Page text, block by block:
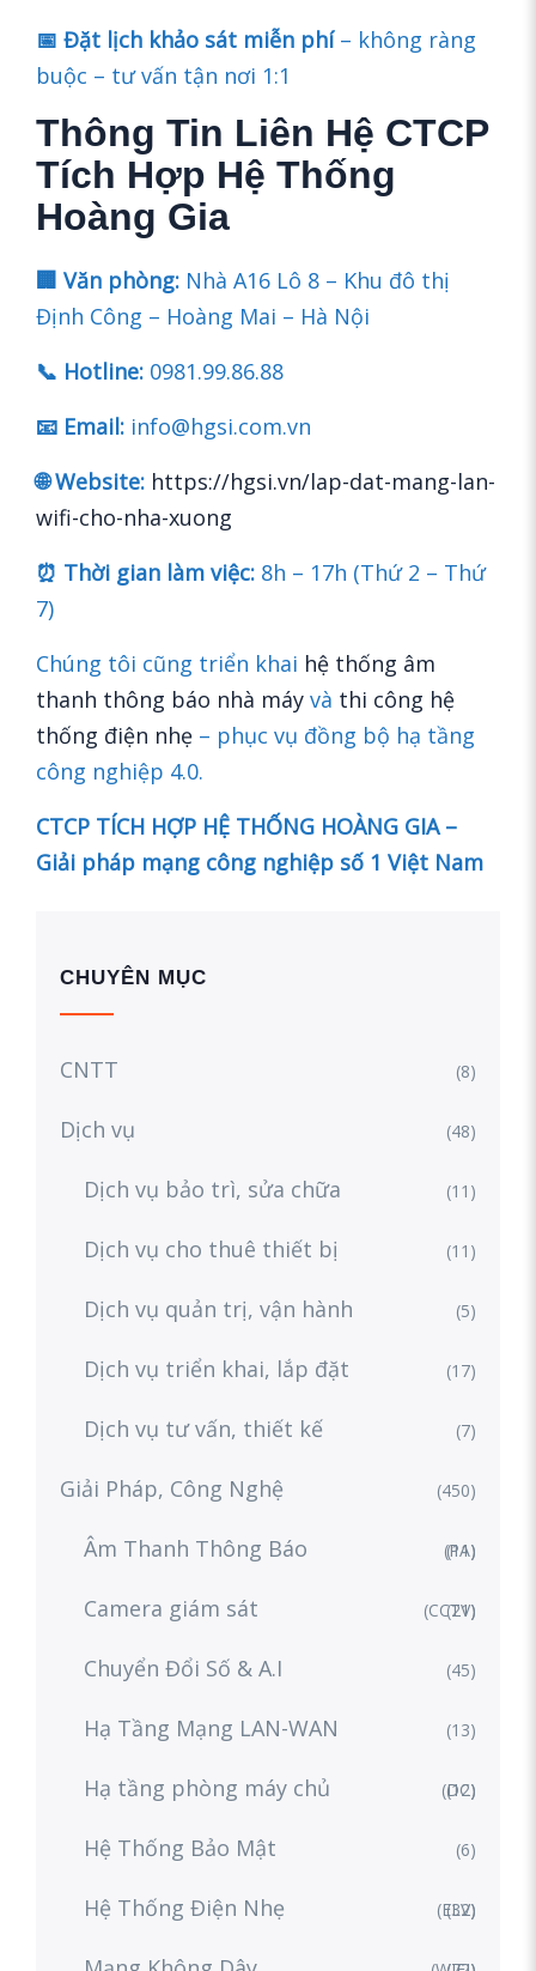
📅 Đặt lịch khảo sát miễn phí– không ràng
buộc – tư vấn tận nơi 1:1
Thông Tin Liên Hệ CTCP
Tích Hợp Hệ Thống
Hoàng Gia
🏢 Văn phòng: Nhà A16 Lô 8 – Khu đô thị
Định Công – Hoàng Mai – Hà Nội
📞 Hotline: 0981.99.86.88
📧 Email: info@hgsi.com.vn
🌐 Website: https://hgsi.vn/lap-dat-mang-lan-
wifi-cho-nha-xuong
⏰ Thời gian làm việc: 8h – 17h (Thứ 2 – Thứ
7)
Chúng tôi cũng triển khai hệ thống âm
thanh thông báo nhà máy và thi công hệ
thống điện nhẹ – phục vụ đồng bộ hạ tầng
công nghiệp 4.0.
CTCP TÍCH HỢP HỆ THỐNG HOÀNG GIA –
Giải pháp mạng công nghiệp số 1 Việt Nam
CHUYÊN MỤC
CNTT (8)
Dịch vụ (48)
Dịch vụ bảo trì, sửa chữa (11)
Dịch vụ cho thuê thiết bị (11)
Dịch vụ quản trị, vận hành (5)
Dịch vụ triển khai, lắp đặt (17)
Dịch vụ tư vấn, thiết kế (7)
Giải Pháp, Công Nghệ (450)
Âm Thanh Thông Báo (PA)
(11)
Camera giám sát (CCTV)
(21)
Chuyển Đổi Số & A.I (45)
Hạ Tầng Mạng LAN-WAN (13)
Hạ tầng phòng máy chủ (DC)
(12)
Hệ Thống Bảo Mật (6)
Hệ Thống Điện Nhẹ (ELV)
(32)